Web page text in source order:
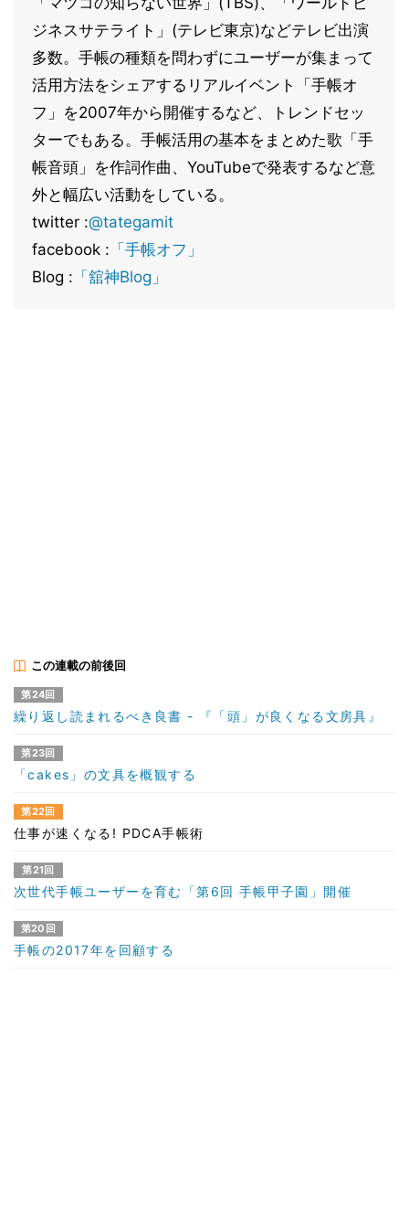
ジネスサテライト」(テレビ東京)などテレビ出演
多数。手帳の種類を問わずにユーザーが集まって
活用方法をシェアするリアルイベント「手帳オ
フ」を2007年から開催するなど、トレンドセッ
ターでもある。手帳活用の基本をまとめた歌「手
帳音頭」を作詞作曲、YouTubeで発表するなど意
外と幅広い活動をしている。
twitter :@tategamit
facebook : 「手帳オフ」
Blog : 「舘神Blog」
この連載の前後回
第24回
繰り返し読まれるべき良書 - 『「頭」が良くなる文房具』
第23回
「cakes」の文具を概観する
第22回
仕事が速くなる! PDCA手帳術
第21回
次世代手帳ユーザーを育む「第6回 手帳甲子園」開催
第20回
手帳の2017年を回顧する